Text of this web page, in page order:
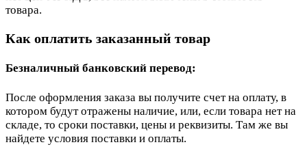
товара.
Как оплатить заказанный товар
Безналичный банковский перевод:
После оформления заказа вы получите счет на оплату, в
котором будут отражены наличие, или, если товара нет на
складе, то сроки поставки, цены и реквизиты. Там же вы
найдете условия поставки и оплаты.